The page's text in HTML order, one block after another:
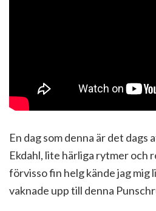
En dag som denna är det dags
Ekdahl, lite härliga rytmer och
förvisso fin helg kände jag mig
vaknade upp till denna